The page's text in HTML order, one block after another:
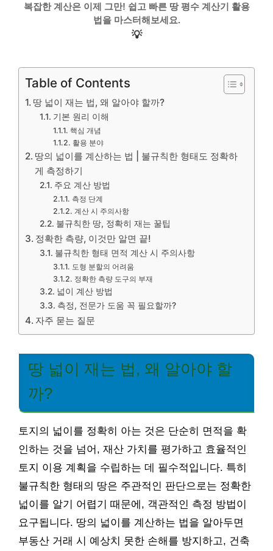
복잡한 계산은 이제 그만! 쉽고 빠른 땅 평수 계산기 활용
법을 마스터해보세요.
💡
Table of Contents
땅 넓이 재는 법, 왜 알아야 할까?
기본 원리 이해
핵심 개념
활용 분야
땅의 넓이를 계산하는 법 | 불규칙한 형태도 정확하
게 측정하기
주요 계산 방법
측정 단계
계산 시 주의사항
불규칙한 땅, 정확히 재는 꿀팁
정확한 측량, 이것만 알면 끝!
불규칙한 형태 면적 계산 시 주의사항
도형 분할의 어려움
정확한 측량 도구의 부재
넓이 계산 방법
측정, 전문가 도움 꼭 필요할까?
자주 묻는 질문
땅 넓이 재는 법, 왜 알아야 할
까?
토지의 넓이를 정확히 아는 것은 단순히 면적을 확
인하는 것을 넘어, 재산 가치를 평가하고 효율적인
토지 이용 계획을 수립하는 데 필수적입니다. 특히
불규칙한 형태의 땅은 주관적인 판단으로는 정확한
넓이를 알기 어렵기 때문에, 객관적인 측정 방법이
요구됩니다. 땅의 넓이를 계산하는 법을 알아두면
부동산 거래 시 예상치 못한 손해를 방지하고, 건축